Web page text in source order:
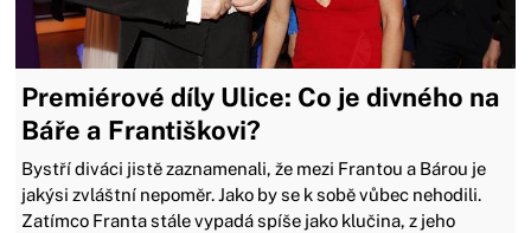
Premiérové díly Ulice: Co je divného na
Báře a Františkovi?
Bystří diváci jistě zaznamenali, že mezi Frantou a Bárou je
jakýsi zvláštní nepoměr. Jako by se k sobě vůbec nehodili.
Zatímco Franta stále vypadá spíše jako klučina, z jeho